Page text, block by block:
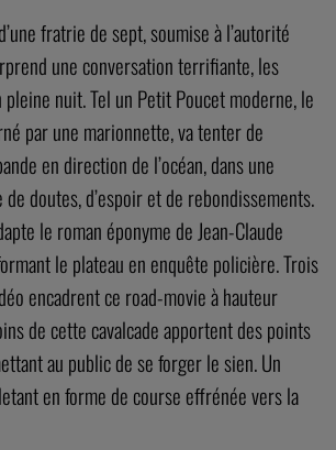
fratrie de sept, soumise à l’autorité
une conversation terrifiante, les
nuit. Tel un Petit Poucet moderne, le
par une marionnette, va tenter de
en direction de l’océan, dans une
doutes, d’espoir et de rebondissements.
le roman éponyme de Jean-Claude
le plateau en enquête policière. Trois
encadrent ce road-movie à hauteur
de cette cavalcade apportent des points
au public de se forger le sien. Un
en forme de course effrénée vers la